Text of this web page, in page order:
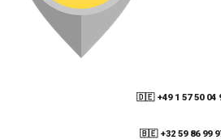
🇩🇪 +49 1 57 50 04
🇧🇪 +32 59 86 99